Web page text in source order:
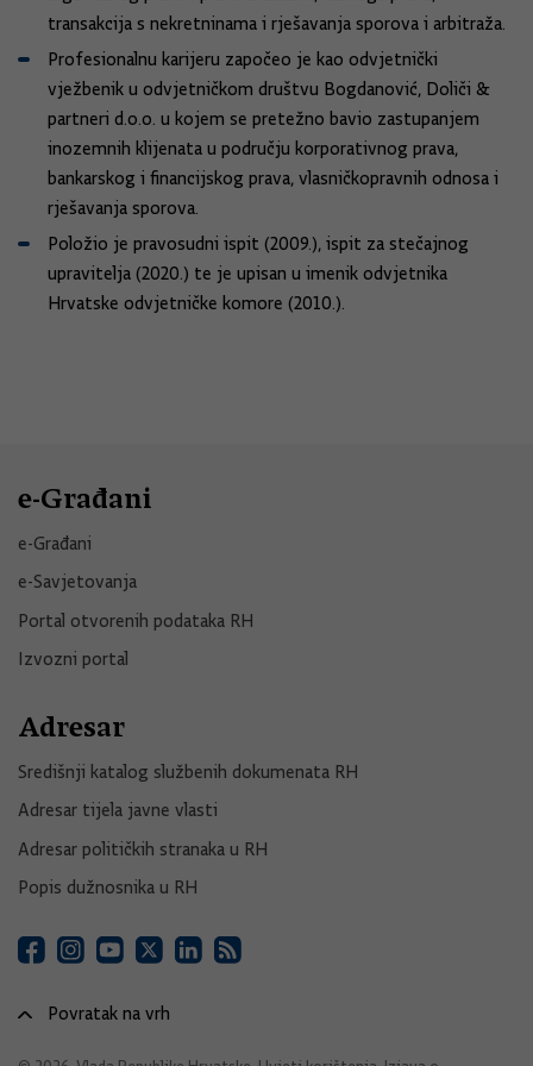
transakcija s nekretninama i rješavanja sporova i arbitraža.
Profesionalnu karijeru započeo je kao odvjetnički
vježbenik u odvjetničkom društvu Bogdanović, Doliči &
partneri d.o.o. u kojem se pretežno bavio zastupanjem
inozemnih klijenata u području korporativnog prava,
bankarskog i financijskog prava, vlasničkopravnih odnosa i
rješavanja sporova.
Položio je pravosudni ispit (2009.), ispit za stečajnog
upravitelja (2020.) te je upisan u imenik odvjetnika
Hrvatske odvjetničke komore (2010.).
e-Građani
e-Građani
e-Savjetovanja
Portal otvorenih podataka RH
Izvozni portal
Adresar
Središnji katalog službenih dokumenata RH
Adresar tijela javne vlasti
Adresar političkih stranaka u RH
Popis dužnosnika u RH
Povratak na vrh